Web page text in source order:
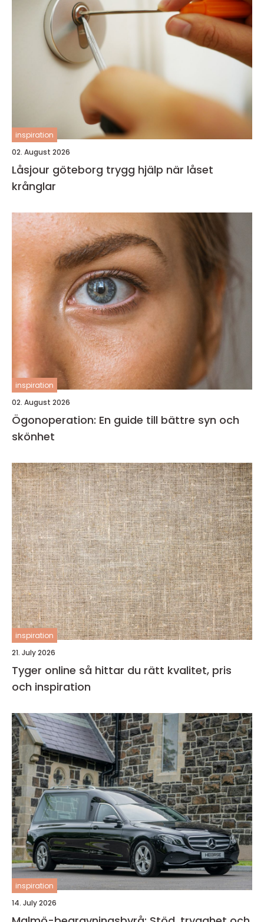
inspiration
02. August 2026
Låsjour göteborg trygg hjälp när låset
krånglar
inspiration
02. August 2026
Ögonoperation: En guide till bättre syn och
skönhet
inspiration
21. July 2026
Tyger online så hittar du rätt kvalitet, pris
och inspiration
inspiration
14. July 2026